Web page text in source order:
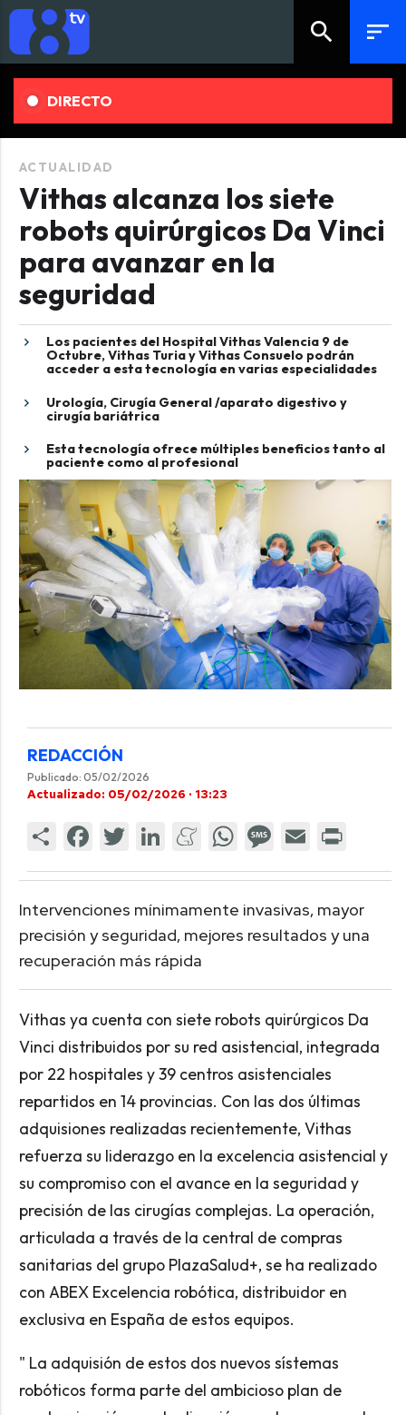
search sort
DIRECTO
ACTUALIDAD
Vithas alcanza los siete
robots quirúrgicos Da Vinci
para avanzar en la
seguridad
Los pacientes del Hospital Vithas Valencia 9 de
Octubre, Vithas Turia y Vithas Consuelo podrán
acceder a esta tecnología en varias especialidades
Urología, Cirugía General /aparato digestivo y
cirugía bariátrica
Esta tecnología ofrece múltiples beneficios tanto al
paciente como al profesional
REDACCIÓN
Publicado: 05/02/2026
Actualizado: 05/02/2026 · 13:23
Intervenciones mínimamente invasivas, mayor
precisión y seguridad, mejores resultados y una
recuperación más rápida
Vithas ya cuenta con siete robots quirúrgicos Da
Vinci distribuidos por su red asistencial, integrada
por 22 hospitales y 39 centros asistenciales
repartidos en 14 provincias. Con las dos últimas
adquisiones realizadas recientemente, Vithas
refuerza su liderazgo en la excelencia asistencial y
su compromiso con el avance en la seguridad y
precisión de las cirugías complejas. La operación,
articulada a través de la central de compras
sanitarias del grupo PlazaSalud+, se ha realizado
con ABEX Excelencia robótica, distribuidor en
exclusiva en España de estos equipos.
" La adquisión de estos dos nuevos sístemas
robóticos forma parte del ambicioso plan de